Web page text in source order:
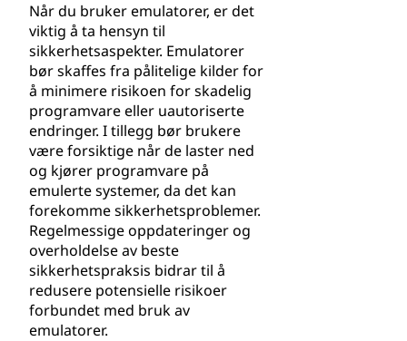
Når du bruker emulatorer, er det
viktig å ta hensyn til
sikkerhetsaspekter. Emulatorer
bør skaffes fra pålitelige kilder for
å minimere risikoen for skadelig
programvare eller uautoriserte
endringer. I tillegg bør brukere
være forsiktige når de laster ned
og kjører programvare på
emulerte systemer, da det kan
forekomme sikkerhetsproblemer.
Regelmessige oppdateringer og
overholdelse av beste
sikkerhetspraksis bidrar til å
redusere potensielle risikoer
forbundet med bruk av
emulatorer.